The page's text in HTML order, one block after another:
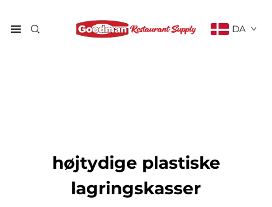
DA
højtydige plastiske
lagringskasser